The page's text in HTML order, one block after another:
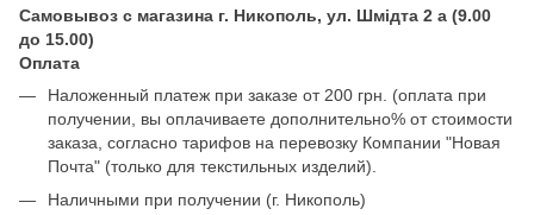
Самовывоз с магазина г. Никополь, ул. Шмідта 2 а (9.00
до 15.00)
Оплата
Наложенный платеж при заказе от 200 грн. (оплата при
получении, вы оплачиваете дополнительно% от стоимости
заказа, согласно тарифов на перевозку Компании "Новая
Почта" (только для текстильных изделий).
Наличными при получении (г. Никополь)